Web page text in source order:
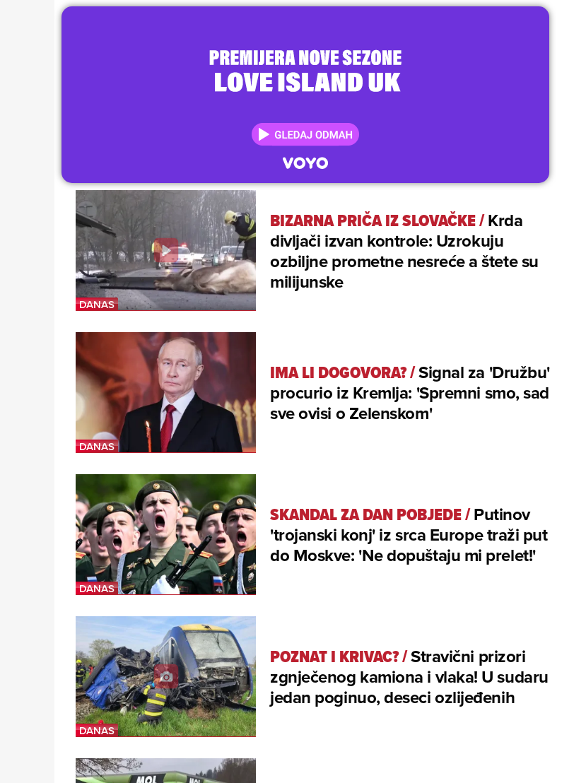
BIZARNA PRIČA IZ SLOVAČKE/Krda
divljači izvan kontrole: Uzrokuju
ozbiljne prometne nesreće a štete su
milijunske
IMA LI DOGOVORA?/Signal za 'Družbu'
procurio iz Kremlja: 'Spremni smo, sad
sve ovisi o Zelenskom'
SKANDAL ZA DAN POBJEDE/Putinov
'trojanski konj' iz srca Europe traži put
do Moskve: 'Ne dopuštaju mi prelet!'
POZNAT I KRIVAC?/Stravični prizori
zgnječenog kamiona i vlaka! U sudaru
jedan poginuo, deseci ozlijeđenih